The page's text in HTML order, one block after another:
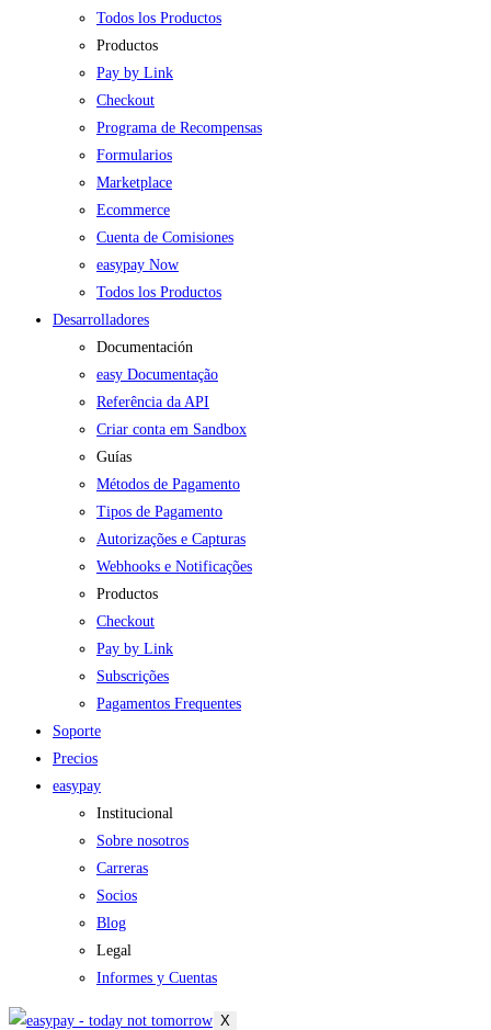
Todos los Productos
Productos
Pay by Link
Checkout
Programa de Recompensas
Formularios
Marketplace
Ecommerce
Cuenta de Comisiones
easypay Now
Todos los Productos
Desarrolladores
Documentación
easy Documentação
Referência da API
Criar conta em Sandbox
Guías
Métodos de Pagamento
Tipos de Pagamento
Autorizações e Capturas
Webhooks e Notificações
Productos
Checkout
Pay by Link
Subscrições
Pagamentos Frequentes
Soporte
Precios
easypay
Institucional
Sobre nosotros
Carreras
Socios
Blog
Legal
Informes y Cuentas
X